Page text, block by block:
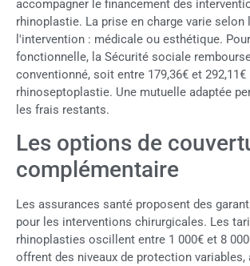
accompagner le financement des
rhinoplastie. La prise en charge varie selon
l'intervention : médicale ou esthétique.
fonctionnelle, la Sécurité sociale
conventionné, soit entre 179,36€ et 292,11€
rhinoseptoplastie. Une mutuelle adaptée
les frais restants.
Les options de
complémentaire
Les assurances santé proposent des
pour les interventions chirurgicales. Les
rhinoplasties oscillent entre 1 000€ et 8
offrent des niveaux de protection variables,